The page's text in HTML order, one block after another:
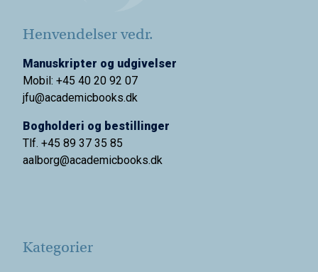
Henvendelser vedr.
Manuskripter og udgivelser
Mobil: +45 40 20 92 07
jfu@academicbooks.dk
Bogholderi og bestillinger
Tlf. +45 89 37 35 85
aalborg@academicbooks.dk
Kategorier